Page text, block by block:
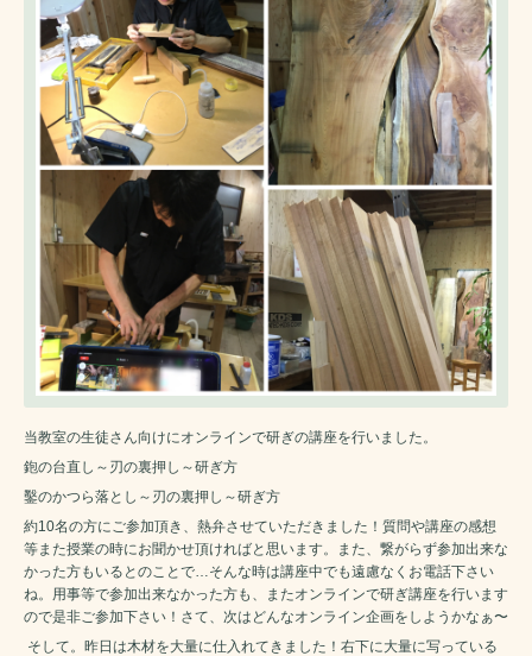
当教室の生徒さん向けにオンラインで研ぎの講座を行いました。
鉋の台直し～刃の裏押し～研ぎ方
鑿のかつら落とし～刃の裏押し～研ぎ方
約10名の方にご参加頂き、熱弁させていただきました！質問や講座の感想
等また授業の時にお聞かせ頂ければと思います。また、繋がらず参加出来な
かった方もいるとのことで…そんな時は講座中でも遠慮なくお電話下さい
ね。用事等で参加出来なかった方も、またオンラインで研ぎ講座を行います
ので是非ご参加下さい！さて、次はどんなオンライン企画をしようかなぁ〜
そして。昨日は木材を大量に仕入れてきました！右下に大量に写っている